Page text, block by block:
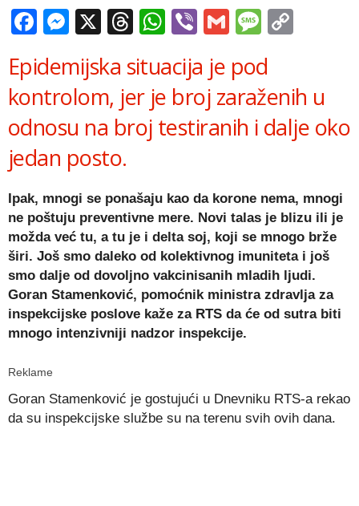
Facebook
Messenger
X Threads
WhatsApp
ViberGmail
Epidemijska situacija je pod
kontrolom, jer je broj zaraženih u
odnosu na broj testiranih i dalje oko
jedan posto.
Ipak, mnogi se ponašaju kao da korone nema, mnogi
ne poštuju preventivne mere. Novi talas je blizu ili je
možda već tu, a tu je i delta soj, koji se mnogo brže
širi. Još smo daleko od kolektivnog imuniteta i još
smo dalje od dovoljno vakcinisanih mladih ljudi.
Goran Stamenković, pomoćnik ministra zdravlja za
inspekcijske poslove kaže za RTS da će od sutra biti
mnogo intenzivniji nadzor inspekcije.
Reklame
Goran Stamenković je gostujući u Dnevniku RTS-a rekao
da su inspekcijske službe su na terenu svih ovih dana.